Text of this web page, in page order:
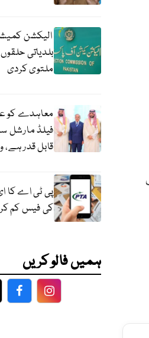
ملتوی کردی
معاہدے کو
فیلڈ مارشل
قابل قدر ہے،
پی ٹی اے کا
کی فیس کم
ہمیں فالو کریں
FacebookFacebook